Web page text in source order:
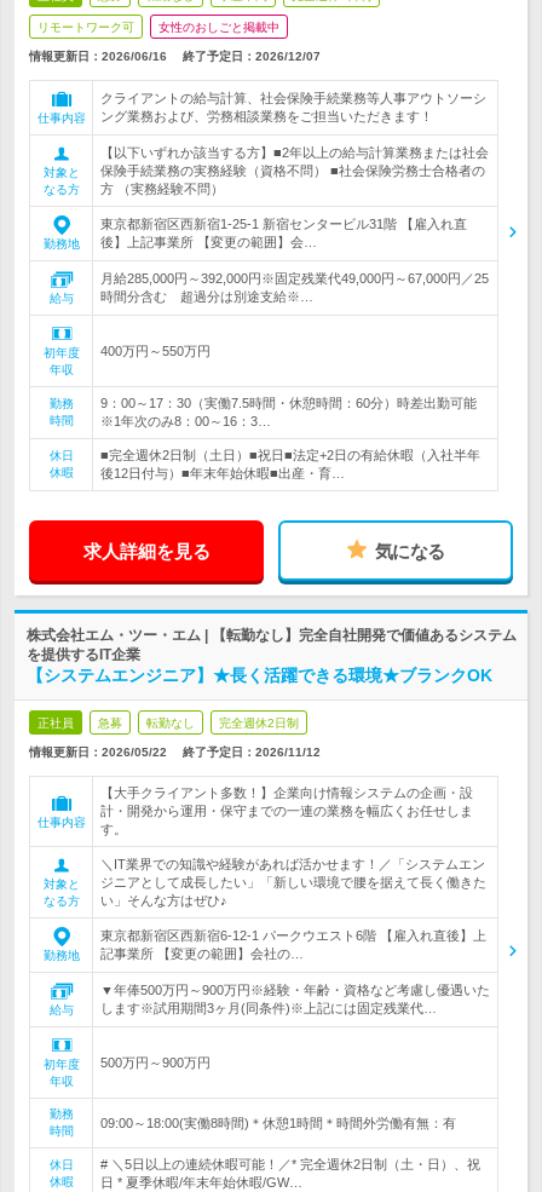
リモートワーク可 女性のおしごと掲載中
情報更新日：2026/06/16 終了予定日： 2026/12/07
仕事内容
クライアントの給与計算、社会保険手続業務等人事アウトソーシ
ング業務および、労務相談業務をご担当いただきます！
対象と
なる方
【以下いずれか該当する方】■2年以上の給与計算業務または社会
保険手続業務の実務経験（資格不問） ■社会保険労務士合格者の
方 （実務経験不問）
勤務地
東京都新宿区西新宿1-25-1 新宿センタービル31階 【雇入れ直
後】上記事業所 【変更の範囲】会…
給与
月給285,000円～392,000円※固定残業代49,000円～67,000円／25
時間分含む 超過分は別途支給※…
初年度
年収
400万円～550万円
勤務
時間
9：00～17：30（実働7.5時間・休憩時間：60分）時差出勤可能
※1年次のみ8：00～16：3…
休日
休暇
■完全週休2日制（土日）■祝日■法定+2日の有給休暇（入社半年
後12日付与）■年末年始休暇■出産・育…
求人詳細を見る 気になる
株式会社エム・ツー・エム | 【転勤なし】完全自社開発で価値あるシステム
を提供するIT企業
【システムエンジニア】★長く活躍できる環境★ブランクOK
正社員 急募 転勤なし 完全週休2日制
情報更新日：2026/05/22 終了予定日： 2026/11/12
仕事内容
【大手クライアント多数！】企業向け情報システムの企画・設
計・開発から運用・保守までの一連の業務を幅広くお任せしま
す。
対象と
なる方
＼IT業界での知識や経験があれば活かせます！／「システムエン
ジニアとして成長したい」「新しい環境で腰を据えて長く働きた
い」そんな方はぜひ♪
勤務地
東京都新宿区西新宿6-12-1 パークウエスト6階 【雇入れ直後】上
記事業所 【変更の範囲】会社の…
給与
▼年俸500万円～900万円※経験・年齢・資格など考慮し優遇いた
します※試用期間3ヶ月(同条件)※上記には固定残業代…
初年度
年収
500万円～900万円
勤務
時間
09:00～18:00(実働8時間)＊休憩1時間＊時間外労働有無：有
休日
休暇
# ＼5日以上の連続休暇可能！／* 完全週休2日制（土・日）、祝
日 * 夏季休暇/年末年始休暇/GW…